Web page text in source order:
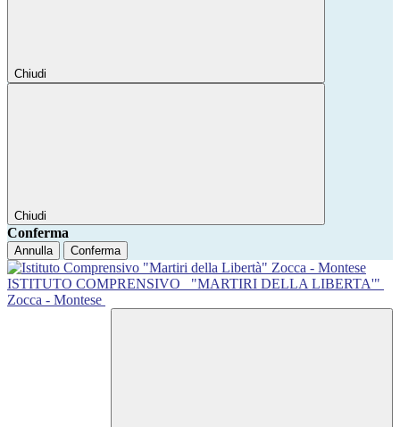
Chiudi
Chiudi
Conferma
Annulla Conferma
ISTITUTO COMPRENSIVO
"MARTIRI DELLA LIBERTA'"
Zocca - Montese